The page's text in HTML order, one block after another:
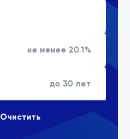
не менее 20.1%
до 30 лет
Очистить